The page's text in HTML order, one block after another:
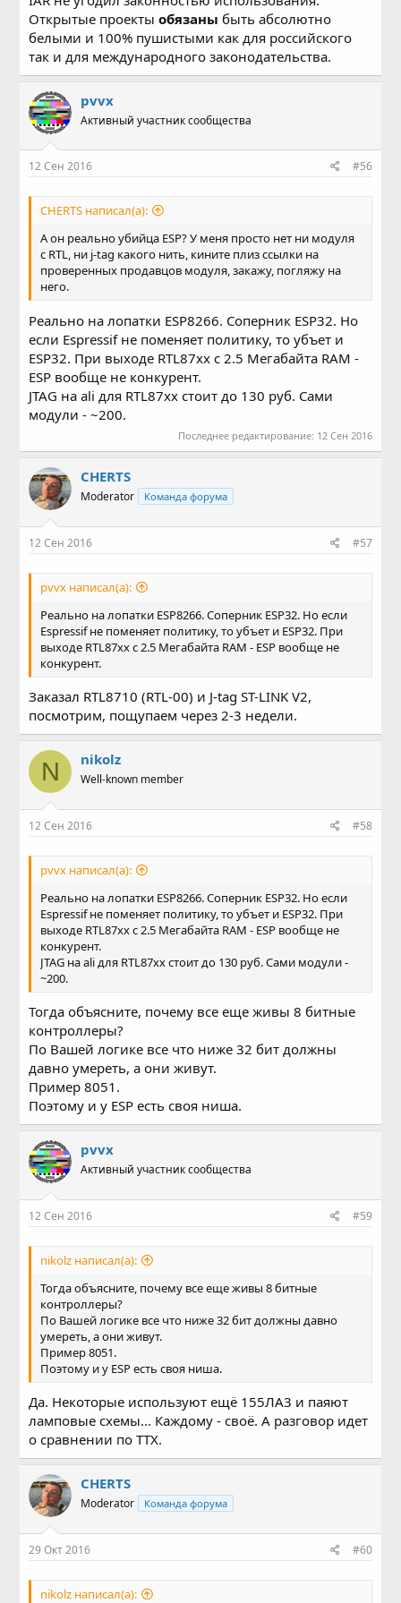
Открытые проектыобязаны быть абсолютно
белыми и 100% пушистыми как для российского
так и для международного законодательства.
pvvx
Активный участник сообщества
12 Сен 2016 #56
CHERTS написал(а):
А он реально убийца ESP? У меня просто нет ни модуля
с RTL, ни j-tag какого нить, кините плиз ссылки на
проверенных продавцов модуля, закажу, погляжу на
него.
Реально на лопатки ESP8266. Соперник ESP32. Но
если Espressif не поменяет политику, то убъет и
ESP32. При выходе RTL87xx с 2.5 Мегабайта RAM -
ESP вообще не конкурент.
JTAG на ali для RTL87xx стоит до 130 руб. Сами
модули - ~200.
Последнее редактирование: 12 Сен 2016
CHERTS
Moderator Команда форума
12 Сен 2016 #57
pvvx написал(а):
Реально на лопатки ESP8266. Соперник ESP32. Но если
Espressif не поменяет политику, то убъет и ESP32. При
выходе RTL87xx с 2.5 Мегабайта RAM - ESP вообще не
конкурент.
Заказал RTL8710 (RTL-00) и J-tag ST-LINK V2,
посмотрим, пощупаем через 2-3 недели.
N nikolz
Well-known member
12 Сен 2016 #58
pvvx написал(а):
Реально на лопатки ESP8266. Соперник ESP32. Но если
Espressif не поменяет политику, то убъет и ESP32. При
выходе RTL87xx с 2.5 Мегабайта RAM - ESP вообще не
конкурент.
JTAG на ali для RTL87xx стоит до 130 руб. Сами модули -
~200.
Тогда объясните, почему все еще живы 8 битные
контроллеры?
По Вашей логике все что ниже 32 бит должны
давно умереть, а они живут.
Пример 8051.
Поэтому и у ESP есть своя ниша.
pvvx
Активный участник сообщества
12 Сен 2016 #59
nikolz написал(а):
Тогда объясните, почему все еще живы 8 битные
контроллеры?
По Вашей логике все что ниже 32 бит должны давно
умереть, а они живут.
Пример 8051.
Поэтому и у ESP есть своя ниша.
Да. Некоторые используют ещё 155ЛА3 и паяют
ламповые схемы... Каждому - своё. А разговор идет
о сравнении по TTX.
CHERTS
Moderator Команда форума
29 Окт 2016 #60
nikolz написал(а):